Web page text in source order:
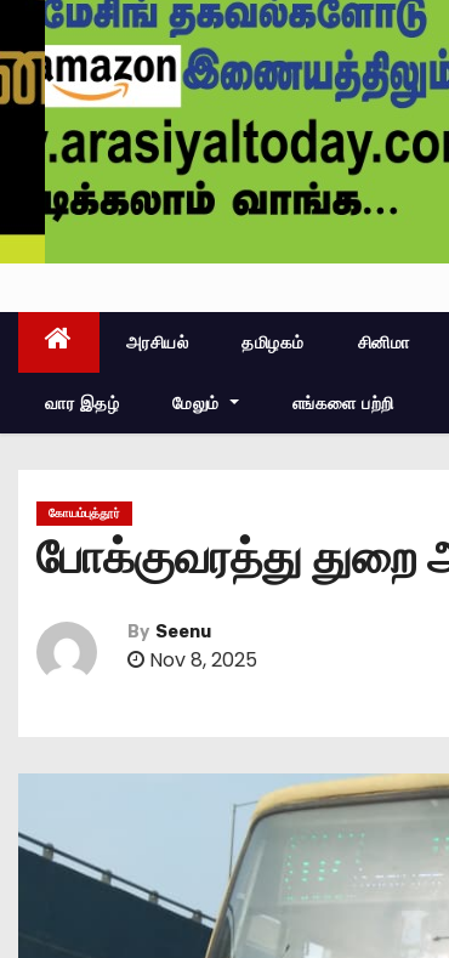
அரசியல் தமிழகம் சினிமா
வார இதழ் மேலும் எங்களை பற்றி
கோயம்புத்தூர்
போக்குவரத்து
By Seenu
Nov 8, 2025